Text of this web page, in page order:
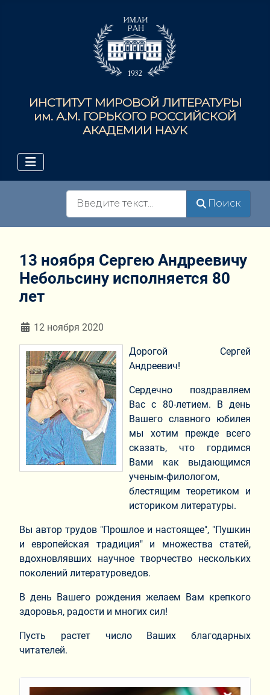
ИНСТИТУТ МИРОВОЙ ЛИТЕРАТУРЫ
им. А.М. ГОРЬКОГО РОССИЙСКОЙ
АКАДЕМИИ НАУК
Поиск
13 ноября Сергею Андреевичу
Небольсину исполняется 80
лет
Информация о материале
12 ноября 2020
Дорогой Сергей
Андреевич!
Сердечно поздравляем
Вас с 80-летием. В день
Вашего славного юбилея
мы хотим прежде всего
сказать, что гордимся
Вами как выдающимся
ученым-филологом,
блестящим теоретиком и
историком литературы.
Вы автор трудов "Прошлое и настоящее", "Пушкин
и европейская традиция" и множества статей,
вдохновлявших научное творчество нескольких
поколений литературоведов.
В день Вашего рождения желаем Вам крепкого
здоровья, радости и многих сил!
Пусть растет число Ваших благодарных
читателей.